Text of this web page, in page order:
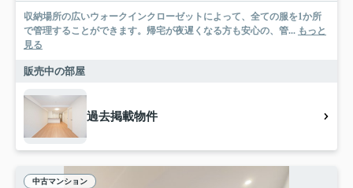
収納場所の広いウォークインクローゼットによって、全ての服を1か所
で管理することができます。帰宅が夜遅くなる方も安心の、管... もっと
見る
販売中の部屋
過去掲載物件
中古マンション